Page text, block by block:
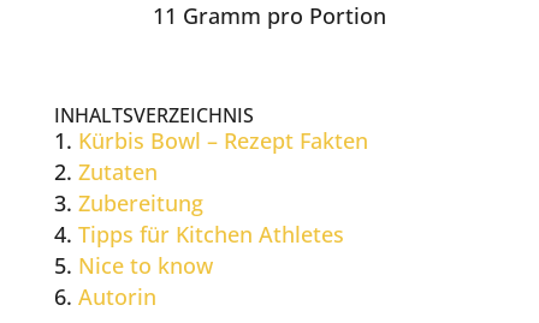
11 Gramm pro Portion
INHALTSVERZEICHNIS
Kürbis Bowl – Rezept Fakten
Zutaten
Zubereitung
Tipps für Kitchen Athletes
Nice to know
Autorin